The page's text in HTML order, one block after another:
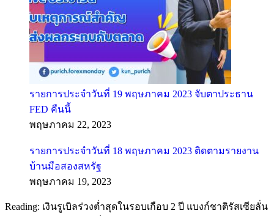
รายการประจำวันที่ 19 พฤษภาคม 2023 จับตาประธาน
FED คืนนี้
พฤษภาคม 22, 2023
รายการประจำวันที่ 18 พฤษภาคม 2023 ติดตามรายงาน
บ้านมือสองสหรัฐ
พฤษภาคม 19, 2023
Reading: เงินรูเบิลร่วงต่ำสุดในรอบเกือบ 2 ปี แบงก์ชาติรัสเซียลั่น